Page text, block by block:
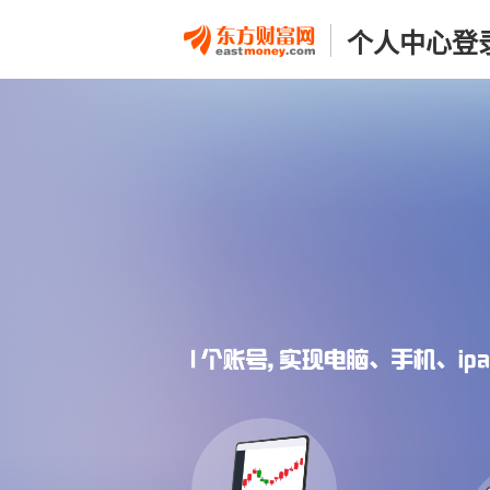
个人中心登